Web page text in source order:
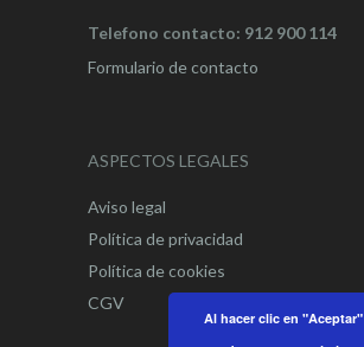
Telefono contacto: 912 900 114
Formulario de contacto
ASPECTOS LEGALES
Aviso legal
Política de privacidad
Política de cookies
CGV
Al hacer clic en "Aceptar"